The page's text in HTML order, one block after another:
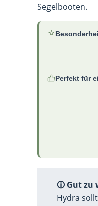
Segelbooten.
Perfekt für
🛈 Gut zu
Hydra